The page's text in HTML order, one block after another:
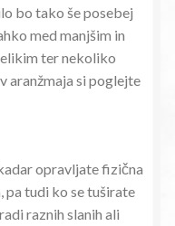
bo tako še posebej
med manjšim in
ter nekoliko
aranžmaja si poglejte
opravljate fizična
pa tudi ko se tuširate
raznih slanih ali